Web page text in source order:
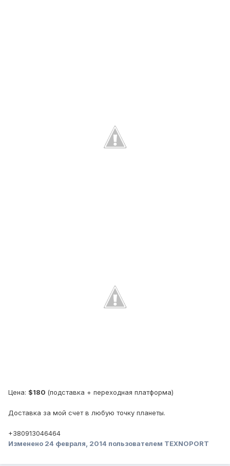
Цена: $180 (подставка + переходная платформа)
Доставка за мой счет в любую точку планеты.
+380913046464
Изменено 24 февраля, 2014 пользователем TEXNOPORT